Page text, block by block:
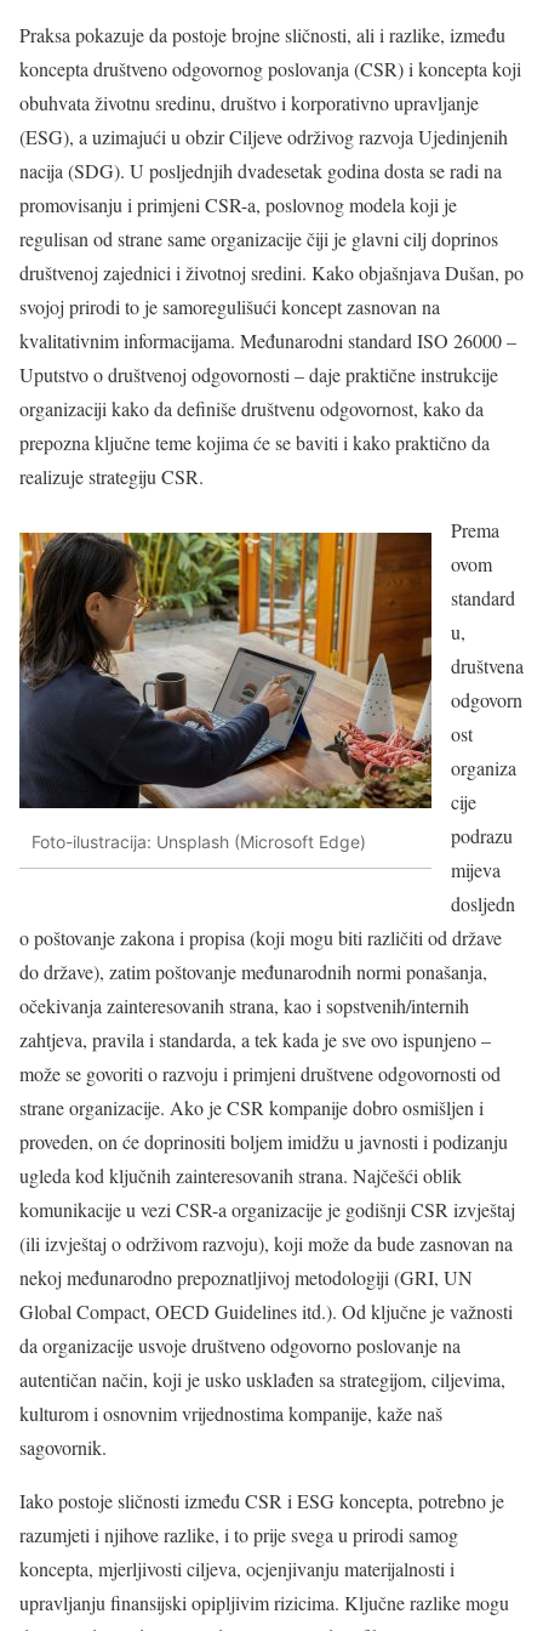
Praksa pokazuje da postoje brojne sličnosti, ali i razlike, između
koncepta društveno odgovornog poslovanja (CSR) i koncepta koji
obuhvata životnu sredinu, društvo i korporativno upravljanje
(ESG), a uzimajući u obzir Ciljeve održivog razvoja Ujedinjenih
nacija (SDG). U posljednjih dvadesetak godina dosta se radi na
promovisanju i primjeni CSR-a, poslovnog modela koji je
regulisan od strane same organizacije čiji je glavni cilj doprinos
društvenoj zajednici i životnoj sredini. Kako objašnjava Dušan, po
svojoj prirodi to je samoregulišući koncept zasnovan na
kvalitativnim informacijama. Međunarodni standard ISO 26000 –
Uputstvo o društvenoj odgovornosti – daje praktične instrukcije
organizaciji kako da definiše društvenu odgovornost, kako da
prepozna ključne teme kojima će se baviti i kako praktično da
realizuje strategiju CSR.
Foto-ilustracija: Unsplash (Microsoft Edge)
Prema
ovom
standard
u,
društvena
odgovorn
ost
organiza
cije
podrazu
mijeva
dosljedn
o poštovanje zakona i propisa (koji mogu biti različiti od države
do države), zatim poštovanje međunarodnih normi ponašanja,
očekivanja zainteresovanih strana, kao i sopstvenih/internih
zahtjeva, pravila i standarda, a tek kada je sve ovo ispunjeno –
može se govoriti o razvoju i primjeni društvene odgovornosti od
strane organizacije. Ako je CSR kompanije dobro osmišljen i
proveden, on će doprinositi boljem imidžu u javnosti i podizanju
ugleda kod ključnih zainteresovanih strana. Najčešći oblik
komunikacije u vezi CSR-a organizacije je godišnji CSR izvještaj
(ili izvještaj o održivom razvoju), koji može da bude zasnovan na
nekoj međunarodno prepoznatljivoj metodologiji (GRI, UN
Global Compact, OECD Guidelines itd.). Od ključne je važnosti
da organizacije usvoje društveno odgovorno poslovanje na
autentičan način, koji je usko usklađen sa strategijom, ciljevima,
kulturom i osnovnim vrijednostima kompanije, kaže naš
sagovornik.
Iako postoje sličnosti između CSR i ESG koncepta, potrebno je
razumjeti i njihove razlike, i to prije svega u prirodi samog
koncepta, mjerljivosti ciljeva, ocjenjivanju materijalnosti i
upravljanju finansijski opipljivim rizicima. Ključne razlike mogu